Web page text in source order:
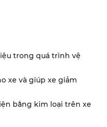
trong quá trình vệ
xe và giúp xe giảm
bằng kim loại trên xe